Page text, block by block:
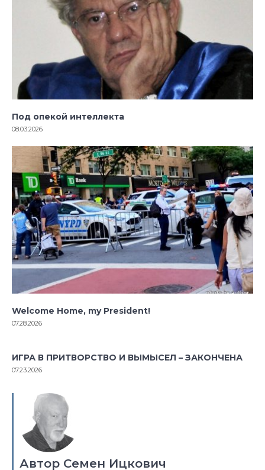
Под опекой интеллекта
08.03.2026
Welcome Home, my President!
07.28.2026
ИГРА В ПРИТВОРСТВО И ВЫМЫСЕЛ – ЗАКОНЧЕНА
07.23.2026
Автор Семен Ицкович